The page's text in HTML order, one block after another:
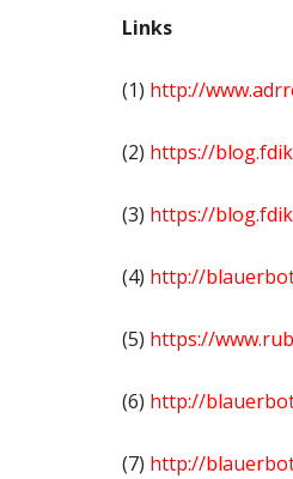
Links
(1) http://
(2) https://
(3) https://
(4) http://
(5) https://
(6) http://
(7) http://